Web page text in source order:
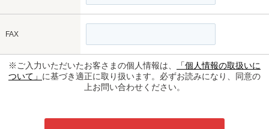
FAX
※ご入力いただいたお客さまの個人情報は、
「個人情報の取扱いに
ついて」 に基づき適正に取り扱います。必ずお読みになり、同意の
上お問い合わせください。